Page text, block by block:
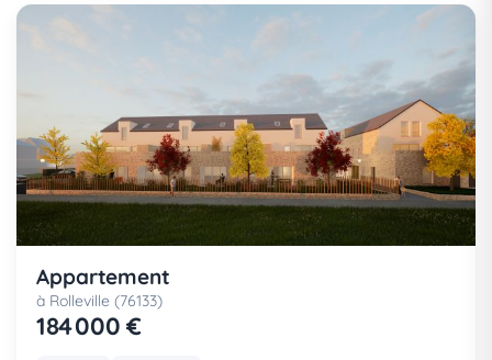
Appartement
à Rolleville (76133)
184 000 €